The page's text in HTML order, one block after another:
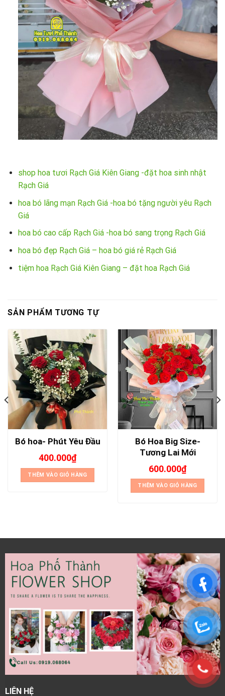
shop hoa tươi Rạch Giá Kiên Giang -đặt hoa sinh nhật
Rạch Giá
hoa bó lãng mạn Rạch Giá -hoa bó tặng người yêu Rạch
Giá
hoa bó cao cấp Rạch Giá -hoa bó sang trọng Rạch Giá
hoa bó đẹp Rạch Giá – hoa bó giá rẻ Rạch Giá
tiệm hoa Rạch Giá Kiên Giang – đặt hoa Rạch Giá
SẢN PHẨM TƯƠNG TỰ
Bó hoa- Phút Yêu Đầu
400.000₫
THÊM VÀO GIỎ HÀNG
Bó Hoa Big Size-
Tương Lai Mới
600.000₫
THÊM VÀO GIỎ HÀNG
LIÊN HỆ